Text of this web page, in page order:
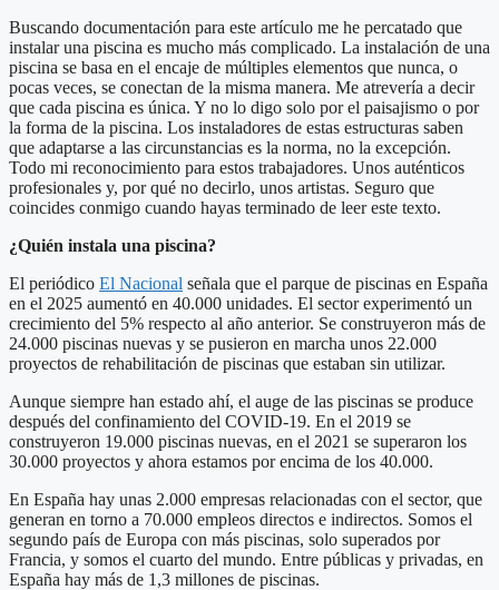
Buscando documentación para este artículo me he percatado que
instalar una piscina es mucho más complicado. La instalación de una
piscina se basa en el encaje de múltiples elementos que nunca, o
pocas veces, se conectan de la misma manera. Me atrevería a decir
que cada piscina es única. Y no lo digo solo por el paisajismo o por
la forma de la piscina. Los instaladores de estas estructuras saben
que adaptarse a las circunstancias es la norma, no la excepción.
Todo mi reconocimiento para estos trabajadores. Unos auténticos
profesionales y, por qué no decirlo, unos artistas. Seguro que
coincides conmigo cuando hayas terminado de leer este texto.
¿Quién instala una piscina?
El periódico El Nacional señala que el parque de piscinas en España
en el 2025 aumentó en 40.000 unidades. El sector experimentó un
crecimiento del 5% respecto al año anterior. Se construyeron más de
24.000 piscinas nuevas y se pusieron en marcha unos 22.000
proyectos de rehabilitación de piscinas que estaban sin utilizar.
Aunque siempre han estado ahí, el auge de las piscinas se produce
después del confinamiento del COVID-19. En el 2019 se
construyeron 19.000 piscinas nuevas, en el 2021 se superaron los
30.000 proyectos y ahora estamos por encima de los 40.000.
En España hay unas 2.000 empresas relacionadas con el sector, que
generan en torno a 70.000 empleos directos e indirectos. Somos el
segundo país de Europa con más piscinas, solo superados por
Francia, y somos el cuarto del mundo. Entre públicas y privadas, en
España hay más de 1,3 millones de piscinas.